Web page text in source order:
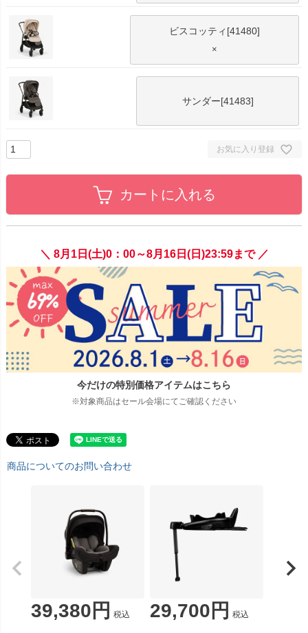
ビスコッティ[41480]
×
サンダー[41483]
お気に入り登録
カートに入れる
＼ 8月1日(土)0：00～8月16日(日)23:59まで ／
今だけの特別価格アイテムはこちら
※対象商品はセール会場にてご確認ください
商品についてのお問い合わせ
39,380 税込 29,700 税込